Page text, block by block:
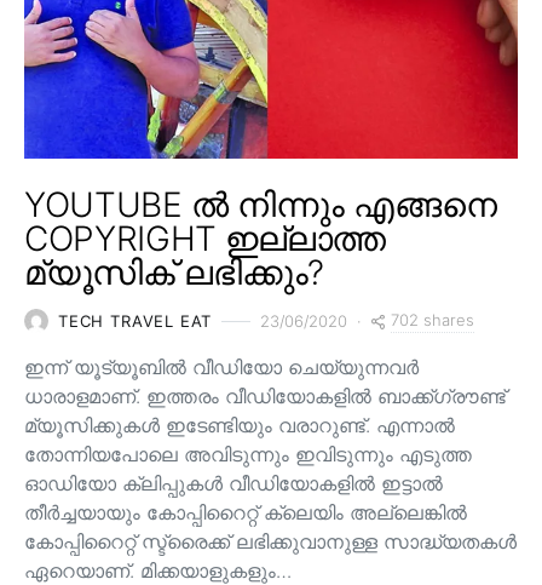
YOUTUBE ൽ നിന്നും എങ്ങനെ
COPYRIGHT ഇല്ലാത്ത
മ്യൂസിക് ലഭിക്കും?
TECH TRAVEL EAT 23/06/2020 702 shares
ഇന്ന് യൂട്യൂബിൽ വീഡിയോ ചെയ്യുന്നവർ
ധാരാളമാണ്. ഇത്തരം വീഡിയോകളിൽ ബാക്ക്ഗ്രൗണ്ട്
മ്യൂസിക്കുകൾ ഇടേണ്ടിയും വരാറുണ്ട്. എന്നാൽ
തോന്നിയപോലെ അവിടുന്നും ഇവിടുന്നും എടുത്ത
ഓഡിയോ ക്ലിപ്പുകൾ വീഡിയോകളിൽ ഇട്ടാൽ
തീർച്ചയായും കോപ്പിറൈറ്റ് ക്ലെയിം അല്ലെങ്കിൽ
കോപ്പിറൈറ്റ് സ്ട്രൈക്ക് ലഭിക്കുവാനുള്ള സാദ്ധ്യതകൾ
ഏറെയാണ്. മിക്കയാളുകളും…